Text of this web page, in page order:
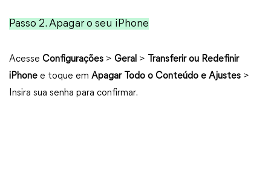
Passo 2. Apagar o seu iPhone
Acesse Configurações > Geral >
Transferir ou Redefinir
iPhone e toque em Apagar Todo o Conteúdo e Ajustes >
Insira sua senha para confirmar.